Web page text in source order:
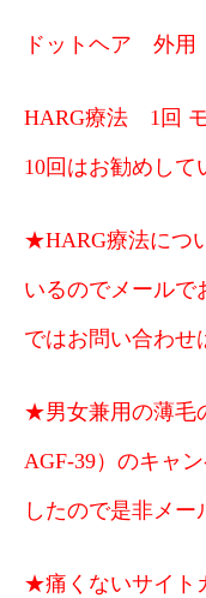
ドットヘア 外
HARG療法 1回
10回はお勧めして
★HARG療法につ
いるのでメールで
ではお問い合わせ
★男女兼用の薄毛
AGF-39）のキャ
したので是非メー
★痛くないサイト